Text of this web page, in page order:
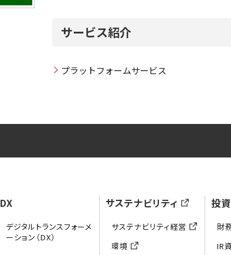
サービス紹介
プラットフォームサービス
DX
デジタルトランスフォーメ
ーション（DX）
サステナビリティ
サステナビリティ経営
環境
投
財
IR